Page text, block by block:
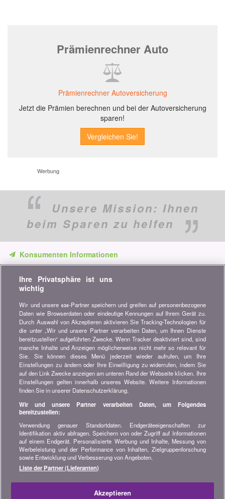
Prämienrechner Auto
Prämienrechner Autoversicherung
Jetzt die Prämien berechnen und bei der Autoversicherung
sparen!
Werbung
Unsere Mission: Ihnen
beim Sparen zu helfen
Konsumenten Informationen
unsere Vergleiche, Ratschläge und Tipps in den Bereichen
Versicherung, Finanzen, Konsumgüter und vieles mehr...
Newsletter bestellen
Treten Sie unserer Community bei
Bleiben Sie auf dem neuesten Stand, finden Sie alle Ratschläge
und Tipps zum Sparen auf:
Wissenswertes über bonus.ch
Wer ist bonus.ch? Wie funktionieren die Vergleiche?
Presseanfragen, Partnerschaften, Werbung...
Alle Informationen über bonus.ch
Ihre Privatsphäre ist uns
wichtig
Wir und unsere 638-Partner speichern und greifen auf personenbezogene
Daten wie Browserdaten oder eindeutige Kennungen auf Ihrem Gerät zu.
Durch Auswahl von Akzeptieren aktivieren Sie Tracking-Technologien für
die unter „Wir und unsere Partner verarbeiten Daten, um Ihnen Dienste
bereitzustellen“ aufgeführten Zwecke. Wenn Tracker deaktiviert sind, sind
manche Inhalte und Anzeigen möglicherweise nicht mehr so relevant für
Sie. Sie können dieses Menü jederzeit wieder aufrufen, um Ihre
Einstellungen zu ändern oder Ihre Einwilligung zu widerrufen, indem Sie
auf den Link Zwecke anzeigen am unteren Rand der Webseite klicken. Ihre
Einstellungen gelten innerhalb unseres Website. Weitere Informationen
finden Sie in unserer Datenschutzerklärung.
Wir und unsere Partner verarbeiten Daten, um Folgendes
bereitzustellen:
Verwendung genauer Standortdaten. Endgeräteeigenschaften zur
Identifikation aktiv abfragen. Speichern von oder Zugriff auf Informationen
auf einem Endgerät. Personalisierte Werbung und Inhalte, Messung von
Werbeleistung und der Performance von Inhalten, Zielgruppenforschung
sowie Entwicklung und Verbesserung von Angeboten.
Liste der Partner (Lieferanten)
Akzeptieren